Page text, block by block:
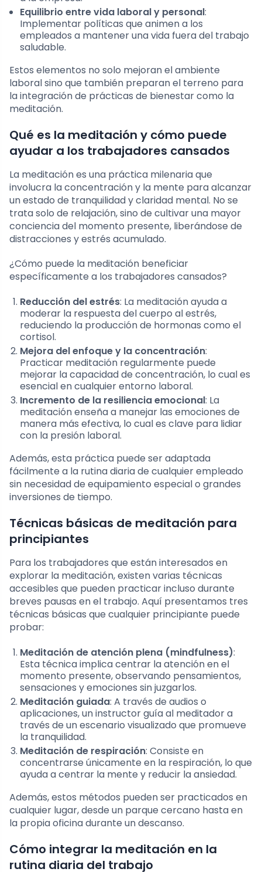
Equilibrio entre vida laboral y personal:
Implementar políticas que animen a los
empleados a mantener una vida fuera del trabajo
saludable.
Estos elementos no solo mejoran el ambiente
laboral sino que también preparan el terreno para
la integración de prácticas de bienestar como la
meditación.
Qué es la meditación y cómo puede
ayudar a los trabajadores cansados
La meditación es una práctica milenaria que
involucra la concentración y la mente para alcanzar
un estado de tranquilidad y claridad mental. No se
trata solo de relajación, sino de cultivar una mayor
conciencia del momento presente, liberándose de
distracciones y estrés acumulado.
¿Cómo puede la meditación beneficiar
específicamente a los trabajadores cansados?
Reducción del estrés: La meditación ayuda a
moderar la respuesta del cuerpo al estrés,
reduciendo la producción de hormonas como el
cortisol.
Mejora del enfoque y la concentración:
Practicar meditación regularmente puede
mejorar la capacidad de concentración, lo cual es
esencial en cualquier entorno laboral.
Incremento de la resiliencia emocional: La
meditación enseña a manejar las emociones de
manera más efectiva, lo cual es clave para lidiar
con la presión laboral.
Además, esta práctica puede ser adaptada
fácilmente a la rutina diaria de cualquier empleado
sin necesidad de equipamiento especial o grandes
inversiones de tiempo.
Técnicas básicas de meditación para
principiantes
Para los trabajadores que están interesados en
explorar la meditación, existen varias técnicas
accesibles que pueden practicar incluso durante
breves pausas en el trabajo. Aquí presentamos tres
técnicas básicas que cualquier principiante puede
probar:
Meditación de atención plena (mindfulness):
Esta técnica implica centrar la atención en el
momento presente, observando pensamientos,
sensaciones y emociones sin juzgarlos.
Meditación guiada: A través de audios o
aplicaciones, un instructor guía al meditador a
través de un escenario visualizado que promueve
la tranquilidad.
Meditación de respiración: Consiste en
concentrarse únicamente en la respiración, lo que
ayuda a centrar la mente y reducir la ansiedad.
Además, estos métodos pueden ser practicados en
cualquier lugar, desde un parque cercano hasta en
la propia oficina durante un descanso.
Cómo integrar la meditación en la
rutina diaria del trabajo